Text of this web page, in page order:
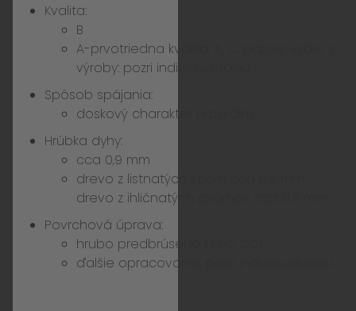
Kvalita:
B
A-prvotriedna kvalita, A, C, papier, výber z
výroby: pozri individualizáciu
Spôsob spájania:
doskový charakter naturálny
Hrúbka dyhy:
cca 0,9 mm
drevo z listnatých strom cca 0,9 mm,
drevo z ihličnatých stromov cca 0,9 mm
Povrchová úprava:
hrubo predbrúsené (zrno 120)
ďalšie opracovanie: